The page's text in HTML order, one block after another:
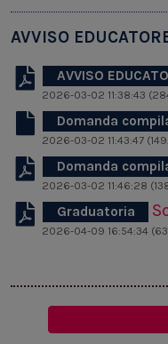
AVVISO
AVVISO
2026-03-02 11:38:43
Domanda
2026-03-02 11:43:47
Domanda
2026-03-02 11:46:28
Graduatoria
2026-04-09 16:54:34